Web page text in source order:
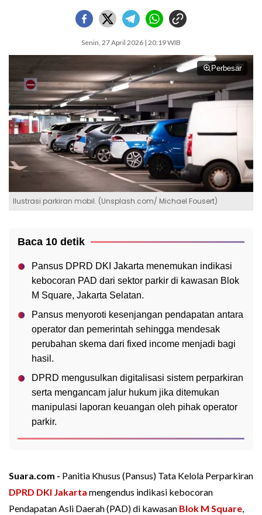
Senin, 27 April 2026 | 20:19 WIB
Perbesar
Ilustrasi parkiran mobil. (Unsplash.com/ Michael Fousert)
Baca 10 detik
Pansus DPRD DKI Jakarta menemukan indikasi
kebocoran PAD dari sektor parkir di kawasan Blok
M Square, Jakarta Selatan.
Pansus menyoroti kesenjangan pendapatan antara
operator dan pemerintah sehingga mendesak
perubahan skema dari fixed income menjadi bagi
hasil.
DPRD mengusulkan digitalisasi sistem perparkiran
serta mengancam jalur hukum jika ditemukan
manipulasi laporan keuangan oleh pihak operator
parkir.
Suara.com - Panitia Khusus (Pansus) Tata Kelola Perparkiran
DPRD DKI Jakarta mengendus indikasi kebocoran
Pendapatan Asli Daerah (PAD) di kawasan Blok M Square,